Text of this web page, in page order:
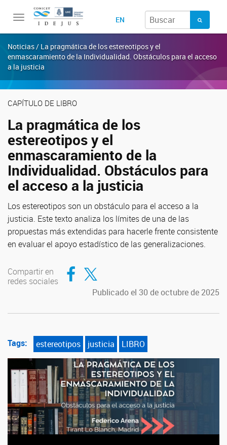
Toggle
EN
Noticias / La pragmática de los estereotipos y el
enmascaramiento de la Individualidad. Obstáculos para el acceso
a la justicia
CAPÍTULO DE LIBRO
La pragmática de los
estereotipos y el
enmascaramiento de la
Individualidad. Obstáculos para
el acceso a la justicia
Los estereotipos son un obstáculo para el acceso a la
justicia. Este texto analiza los límites de una de las
propuestas más extendidas para hacerle frente consistente
en evaluar el apoyo estadístico de las generalizaciones.
Compartir en
redes sociales
Compartir en Facebook
Compartir en Twitter
Publicado el 30 de octubre de 2025
Tags: estereotipos justicia LIBRO